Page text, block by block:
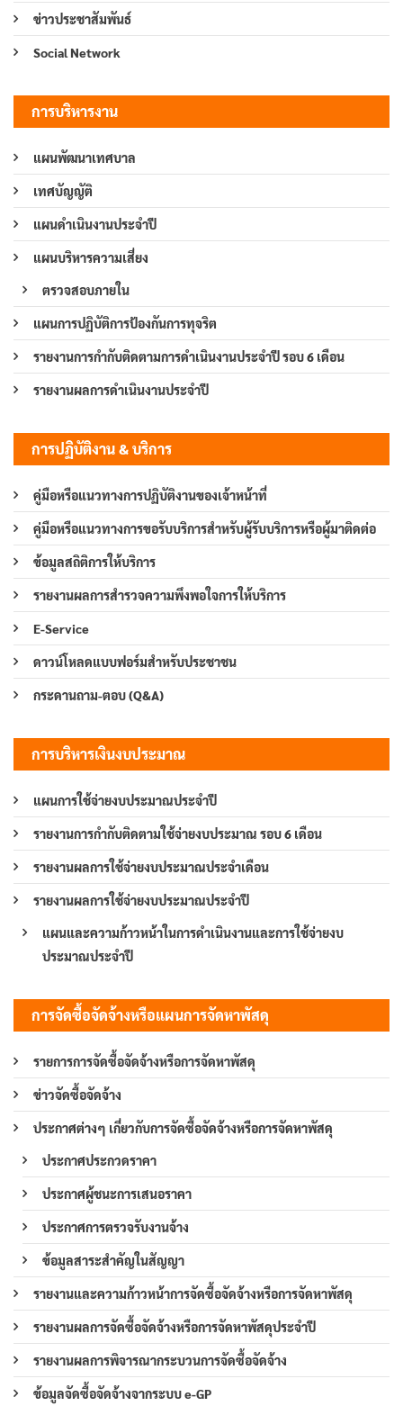
ข่าวประชาสัมพันธ์
Social Network
การบริหารงาน
แผนพัฒนาเทศบาล
เทศบัญญัติ
แผนดำเนินงานประจำปี
แผนบริหารความเสี่ยง
ตรวจสอบภายใน
แผนการปฏิบัติการป้องกันการทุจริต
รายงานการกำกับติดตามการดำเนินงานประจำปี รอบ 6 เดือน
รายงานผลการดำเนินงานประจำปี
การปฏิบัติงาน & บริการ
คู่มือหรือแนวทางการปฏิบัติงานของเจ้าหน้าที่
คู่มือหรือแนวทางการขอรับบริการสำหรับผู้รับบริการหรือผู้มาติดต่อ
ข้อมูลสถิติการให้บริการ
รายงานผลการสำรวจความพึงพอใจการให้บริการ
E-Service
ดาวน์โหลดแบบฟอร์มสำหรับประชาชน
กระดานถาม-ตอบ (Q&A)
การบริหารเงินงบประมาณ
แผนการใช้จ่ายงบประมาณประจำปี
รายงานการกำกับติดตามใช้จ่ายงบประมาณ รอบ 6 เดือน
รายงานผลการใช้จ่ายงบประมาณประจำเดือน
รายงานผลการใช้จ่ายงบประมาณประจำปี
แผนและความก้าวหน้าในการดำเนินงานและการใช้จ่ายงบ
ประมาณประจำปี
การจัดซื้อจัดจ้างหรือแผนการจัดหาพัสดุ
รายการการจัดซื้อจัดจ้างหรือการจัดหาพัสดุ
ข่าวจัดซื้อจัดจ้าง
ประกาศต่างๆ เกี่ยวกับการจัดซื้อจัดจ้างหรือการจัดหาพัสดุ
ประกาศประกวดราคา
ประกาศผู้ชนะการเสนอราคา
ประกาศการตรวจรับงานจ้าง
ข้อมูลสาระสำคัญในสัญญา
รายงานและความก้าวหน้าการจัดซื้อจัดจ้างหรือการจัดหาพัสดุ
รายงานผลการจัดซื้อจัดจ้างหรือการจัดหาพัสดุประจำปี
รายงานผลการพิจารณากระบวนการจัดซื้อจัดจ้าง
ข้อมูลจัดซื้อจัดจ้างจากระบบ e-GP